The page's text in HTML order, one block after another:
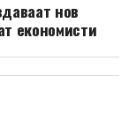
нов
економисти